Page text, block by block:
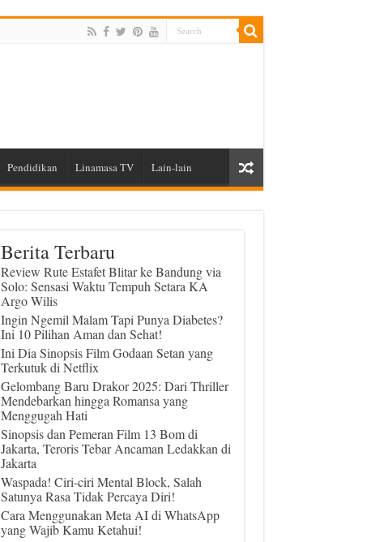
Pendidikan Linamasa TV Lain-lain
Berita Terbaru
Review Rute Estafet Blitar ke Bandung via
Solo: Sensasi Waktu Tempuh Setara KA
Argo Wilis
Ingin Ngemil Malam Tapi Punya Diabetes?
Ini 10 Pilihan Aman dan Sehat!
Ini Dia Sinopsis Film Godaan Setan yang
Terkutuk di Netflix
Gelombang Baru Drakor 2025: Dari Thriller
Mendebarkan hingga Romansa yang
Menggugah Hati
Sinopsis dan Pemeran Film 13 Bom di
Jakarta, Teroris Tebar Ancaman Ledakkan di
Jakarta
Waspada! Ciri-ciri Mental Block, Salah
Satunya Rasa Tidak Percaya Diri!
Cara Menggunakan Meta AI di WhatsApp
yang Wajib Kamu Ketahui!